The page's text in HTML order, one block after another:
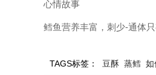
心情故事
鳕鱼营养丰富，刺少-通体
TAGS标签： 豆酥 蒸鳕 如